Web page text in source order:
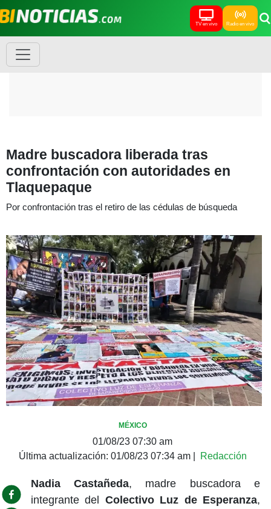
TV en vivo Radio en vivo
Madre buscadora liberada tras
confrontación con autoridades en
Tlaquepaque
Por confrontación tras el retiro de las cédulas de búsqueda
MÉXICO
01/08/23 07:30 am
Última actualización: 01/08/23 07:34 am| Redacción
Nadia Castañeda, madre buscadora e
integrante del Colectivo Luz de Esperanza,